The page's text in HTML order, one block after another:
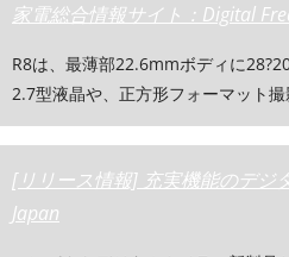
家電総合情報サイト：Digital
R8は、最薄部22.6mmボディに
2.7型液晶や、正方形フォーマット撮
[リリース情報] 充実機能のデジ
Japan